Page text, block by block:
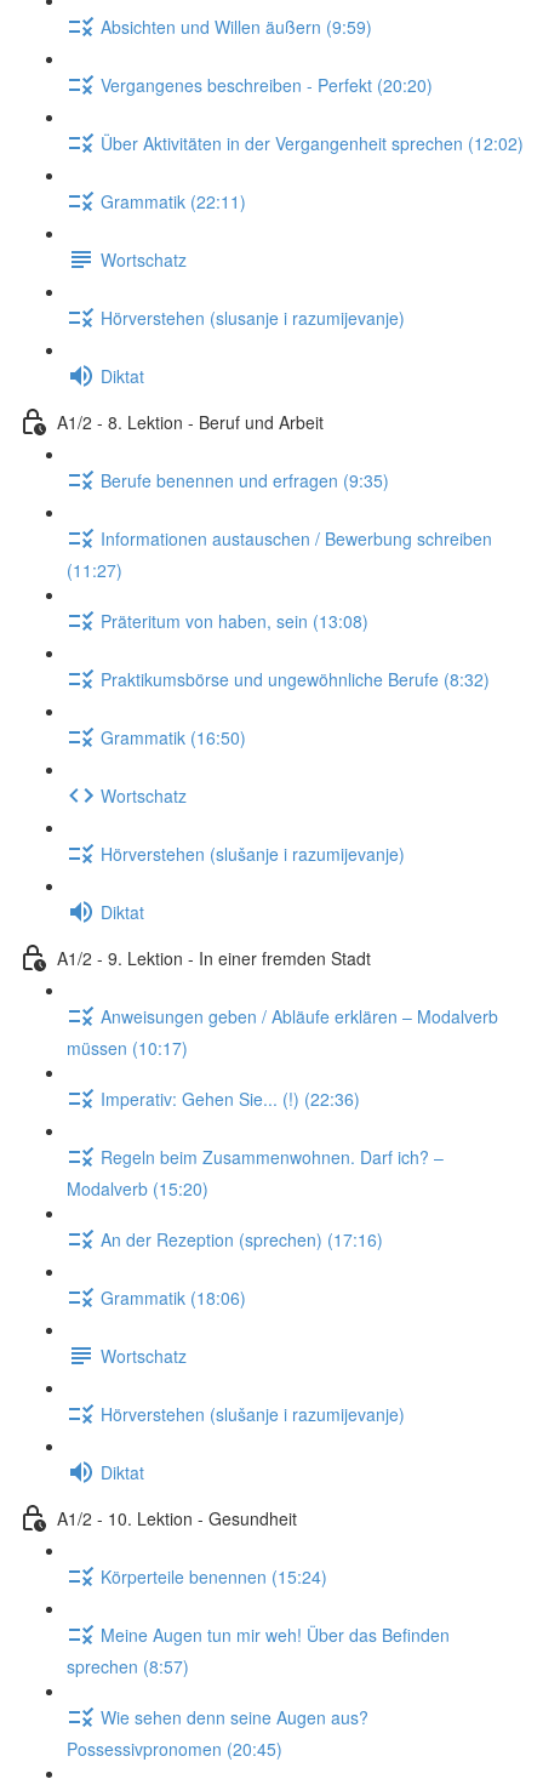
Absichten und Willen äußern (9:59)
Vergangenes beschreiben - Perfekt (20:20)
Über Aktivitäten in der Vergangenheit sprechen (12:02)
Grammatik (22:11)
Wortschatz
Hörverstehen (slusanje i razumijevanje)
Diktat
A1/2 - 8. Lektion - Beruf und Arbeit
Berufe benennen und erfragen (9:35)
Informationen austauschen / Bewerbung schreiben
(11:27)
Präteritum von haben, sein (13:08)
Praktikumsbörse und ungewöhnliche Berufe (8:32)
Grammatik (16:50)
Wortschatz
Hörverstehen (slušanje i razumijevanje)
Diktat
A1/2 - 9. Lektion - In einer fremden Stadt
Anweisungen geben / Abläufe erklären – Modalverb
müssen (10:17)
Imperativ: Gehen Sie... (!) (22:36)
Regeln beim Zusammenwohnen. Darf ich? –
Modalverb (15:20)
An der Rezeption (sprechen) (17:16)
Grammatik (18:06)
Wortschatz
Hörverstehen (slušanje i razumijevanje)
Diktat
A1/2 - 10. Lektion - Gesundheit
Körperteile benennen (15:24)
Meine Augen tun mir weh! Über das Befinden
sprechen (8:57)
Wie sehen denn seine Augen aus?
Possessivpronomen (20:45)